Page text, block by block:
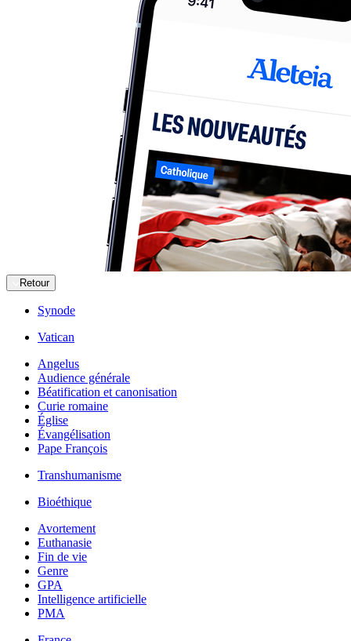
Retour
Synode
Vatican
Angelus
Audience générale
Béatification et canonisation
Curie romaine
Église
Évangélisation
Pape François
Transhumanisme
Bioéthique
Avortement
Euthanasie
Fin de vie
Genre
GPA
Intelligence artificielle
PMA